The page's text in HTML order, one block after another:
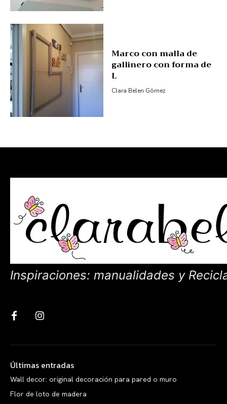
Marco con malla de
gallinero con forma de
L
Clara Belen Gómez
Inspiraciones: manualidades y
Últimas entradas
Wall decor: original decoración para pared o muro
Flor de loto de madera